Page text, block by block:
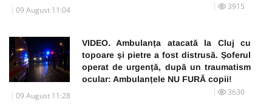
09 August 11:04 3915
VIDEO. Ambulanța atacată la Cluj cu
topoare și pietre a fost distrusă. Șoferul
operat de urgență, după un traumatism
ocular: Ambulanțele NU FURĂ copii!
09 August 11:28 3630